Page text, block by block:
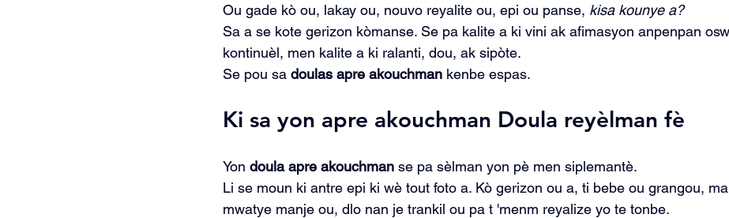
Ou gade kò ou, lakay ou, nouvo reyalite ou, epi ou panse, kisa kounye a?
Sa a se kote gerizon kòmanse. Se pa kalite a ki vini ak afimasyon anpenpan
kontinuèl, men kalite a ki ralanti, dou, ak sipòte.
Se pou sa doulas apre akouchman kenbe espas.
Ki sa yon apre akouchman Doula reyèlman fè
Yon doula apre akouchman se pa sèlman yon pè men siplemantè.
Li se moun ki antre epi ki wè tout foto a. Kò gerizon ou a, ti bebe ou grangou,
mwatye manje ou, dlo nan je trankil ou pa t 'menm reyalize yo te tonbe.